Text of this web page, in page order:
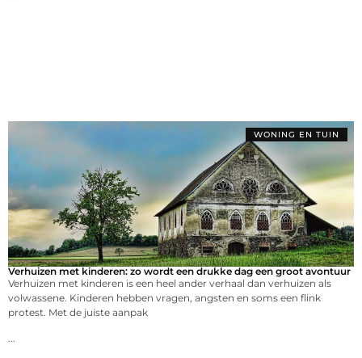
WONING EN TUIN
Verhuizen met kinderen: zo wordt een drukke dag een groot avontuur
Verhuizen met kinderen is een heel ander verhaal dan verhuizen als
volwassene. Kinderen hebben vragen, angsten en soms een flink
protest. Met de juiste aanpak
...